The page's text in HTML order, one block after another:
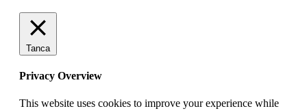
Tanca
Privacy Overview
This website uses cookies to improve your experience while